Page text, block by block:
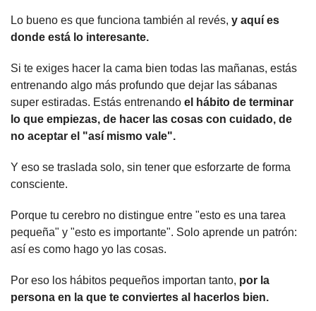
Lo bueno es que funciona también al revés, y aquí es
donde está lo interesante.
Si te exiges hacer la cama bien todas las mañanas, estás
entrenando algo más profundo que dejar las sábanas
super estiradas. Estás entrenando el hábito de terminar
lo que empiezas, de hacer las cosas con cuidado, de
no aceptar el "así mismo vale".
Y eso se traslada solo, sin tener que esforzarte de forma
consciente.
Porque tu cerebro no distingue entre "esto es una tarea
pequeña" y "esto es importante". Solo aprende un patrón:
así es como hago yo las cosas.
Por eso los hábitos pequeños importan tanto, por la
persona en la que te conviertes al hacerlos bien.